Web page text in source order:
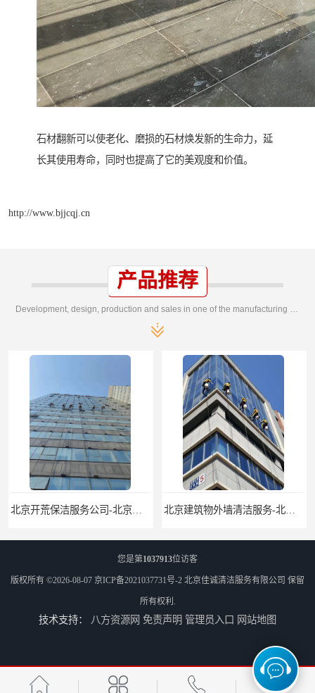
石材翻新可以使老化、磨损的石材焕发新的生命力，延
长其使用寿命，同时也提高了它的美观度和价值。
http://www.bjjcqj.cn
产品推荐
北京外墙清洗服务-北京开荒保洁亮化服务-北京物业清洁服务
您是第1037913位访客
版权所有 ©2026-08-07 京ICP备2021037731号-2 北京佳诚清洁服务有限公司 保留
所有权利.
技术支持： 八方资源网 免责声明 管理员入口 网站地图